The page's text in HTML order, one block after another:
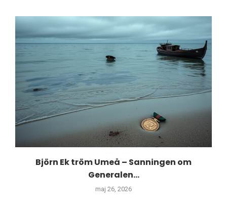
Björn Ek tröm Umeå – Sanningen om
Generalen...
maj 26, 2026